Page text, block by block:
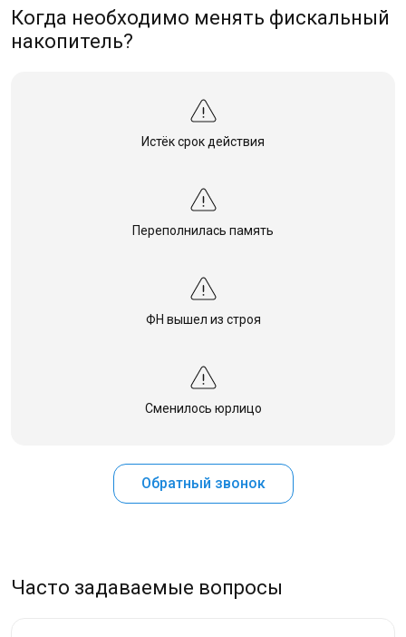
Когда необходимо менять фискальный
накопитель?
Обратный звонок
Истёк срок действия
Переполнилась память
ФН вышел из строя
Сменилось юрлицо
Часто задаваемые вопросы